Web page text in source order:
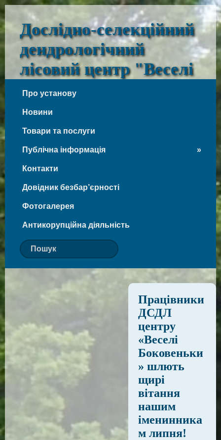
Дослідно-селекційний
дендрологічний
лісовий центр "Веселі
Боковеньки"
Веселі Боковеньки
Про установу
Новини
Товари та послуги
Публічна інформація
Контакти
Довідник безбар’єрності
Фотогалерея
Антикорупційна діяльність
Працівники
ДСДЛ
центру
«Веселі
Боковеньки
» шлють
щирі
вітання
нашим
іменинника
м липня!